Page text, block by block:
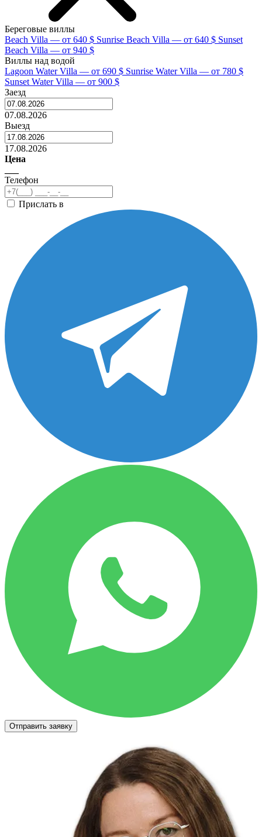
Береговые виллы
Beach Villa — от 640 $ Sunrise Beach Villa — от 640 $ Sunset
Beach Villa — от 940 $
Виллы над водой
Lagoon Water Villa — от 690 $ Sunrise Water Villa — от 780 $
Sunset Water Villa — от 900 $
Заезд
07.08.2026
Выезд
17.08.2026
Цена
Телефон
Прислать в
Отправить заявку